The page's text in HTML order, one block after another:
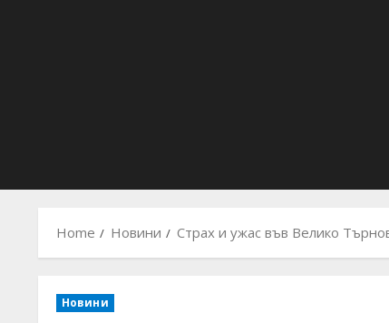
Home Новини Страх и ужас във Велико
Новини